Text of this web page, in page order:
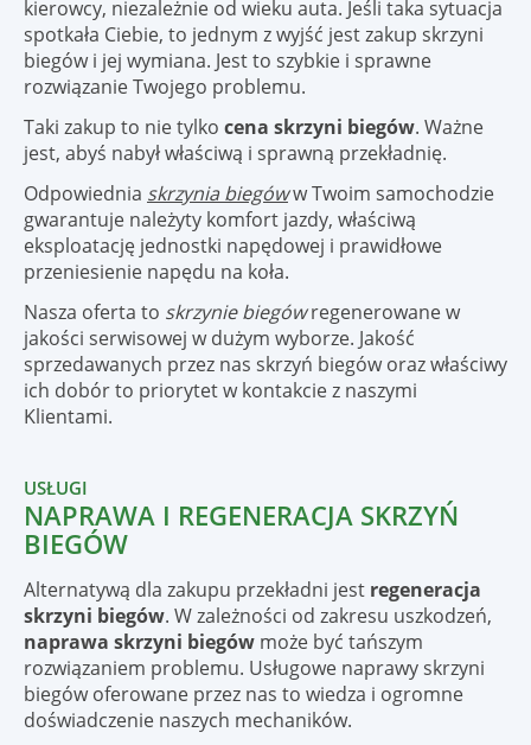
kierowcy, niezależnie od wieku auta. Jeśli taka sytuacja
spotkała Ciebie, to jednym z wyjść jest zakup skrzyni
biegów i jej wymiana. Jest to szybkie i sprawne
rozwiązanie Twojego problemu.
Taki zakup to nie tylko cena skrzyni biegów. Ważne
jest, abyś nabył właściwą i sprawną przekładnię.
Odpowiednia skrzynia biegóww Twoim samochodzie
gwarantuje należyty komfort jazdy, właściwą
eksploatację jednostki napędowej i prawidłowe
przeniesienie napędu na koła.
Nasza oferta to skrzynie biegówregenerowane w
jakości serwisowej w dużym wyborze. Jakość
sprzedawanych przez nas skrzyń biegów oraz właściwy
ich dobór to priorytet w kontakcie z naszymi
Klientami.
USŁUGI
NAPRAWA I REGENERACJA SKRZYŃ
BIEGÓW
Alternatywą dla zakupu przekładni jest regeneracja
skrzyni biegów. W zależności od zakresu uszkodzeń,
naprawa skrzyni biegów może być tańszym
rozwiązaniem problemu. Usługowe naprawy skrzyni
biegów oferowane przez nas to wiedza i ogromne
doświadczenie naszych mechaników.